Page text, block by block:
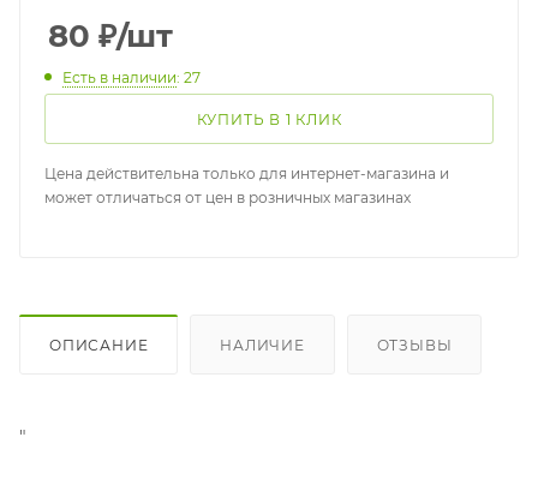
80 ₽/шт
Есть в наличии: 27
КУПИТЬ В 1 КЛИК
Цена действительна только для интернет-магазина и
может отличаться от цен в розничных магазинах
ОПИСАНИЕ НАЛИЧИЕ ОТЗЫВЫ
"